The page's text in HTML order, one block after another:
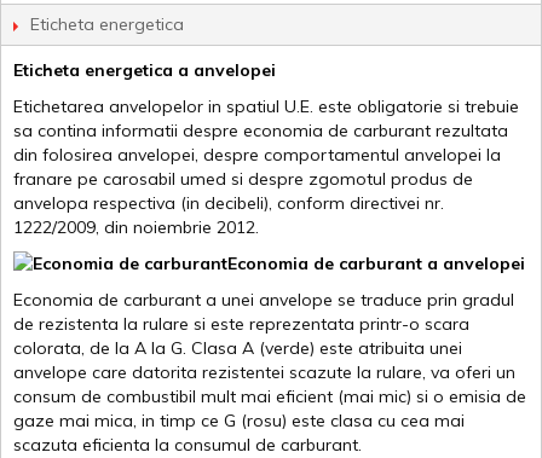
Eticheta energetica
Eticheta energetica a anvelopei
Etichetarea anvelopelor in spatiul U.E. este obligatorie si trebuie
sa contina informatii despre economia de carburant rezultata
din folosirea anvelopei, despre comportamentul anvelopei la
franare pe carosabil umed si despre zgomotul produs de
anvelopa respectiva (in decibeli), conform directivei nr.
1222/2009, din noiembrie 2012.
Economia de carburant a anvelopei
Economia de carburant a unei anvelope se traduce prin gradul
de rezistenta la rulare si este reprezentata printr-o scara
colorata, de la A la G. Clasa A (verde) este atribuita unei
anvelope care datorita rezistentei scazute la rulare, va oferi un
consum de combustibil mult mai eficient (mai mic) si o emisia de
gaze mai mica, in timp ce G (rosu) este clasa cu cea mai
scazuta eficienta la consumul de carburant.